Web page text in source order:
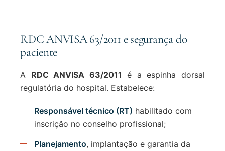
RDC ANVISA 63/2011 e segurança do
paciente
A RDC ANVISA 63/2011 é a espinha dorsal
regulatória do hospital. Estabelece:
Responsável técnico (RT) habilitado com
inscrição no conselho profissional;
Planejamento, implantação e garantia da